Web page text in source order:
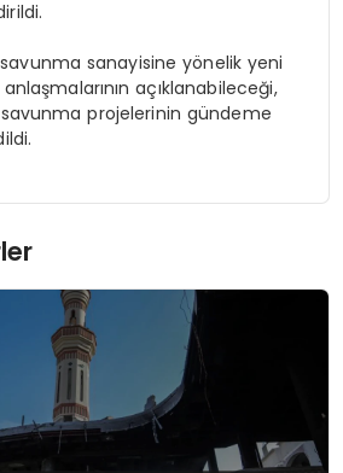
savunma sanayisine yönelik yeni
açıklanabileceği,
projelerinin gündeme